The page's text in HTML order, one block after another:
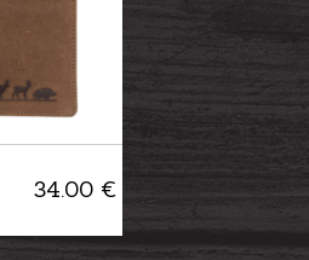
34.00 €